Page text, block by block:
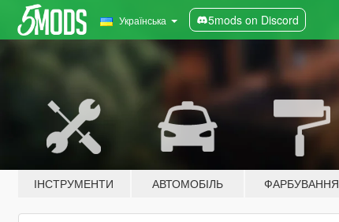
Українська 5mods on Discord
ІНСТРУМЕНТИ АВТОМОБІЛЬ ФАРБУВАННЯ